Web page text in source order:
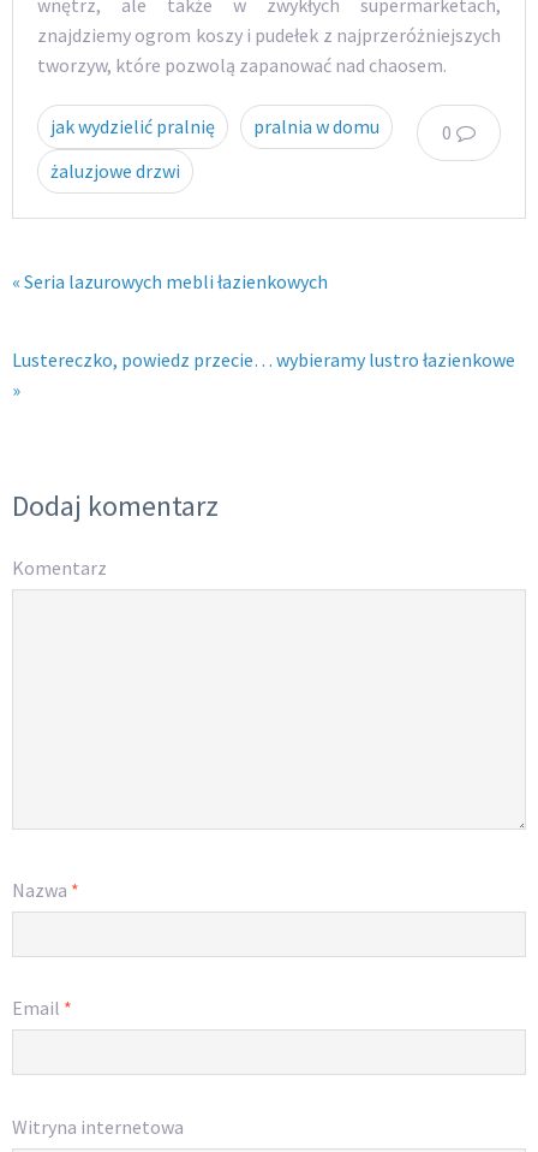
wnętrz, ale także w zwykłych supermarketach,
znajdziemy ogrom koszy i pudełek z najprzeróżniejszych
tworzyw, które pozwolą zapanować nad chaosem.
0
jak wydzielić pralnię
pralnia w domu
żaluzjowe drzwi
« Seria lazurowych mebli łazienkowych
Lustereczko, powiedz przecie… wybieramy lustro łazienkowe
»
Dodaj komentarz
Komentarz
Nazwa *
Email *
Witryna internetowa